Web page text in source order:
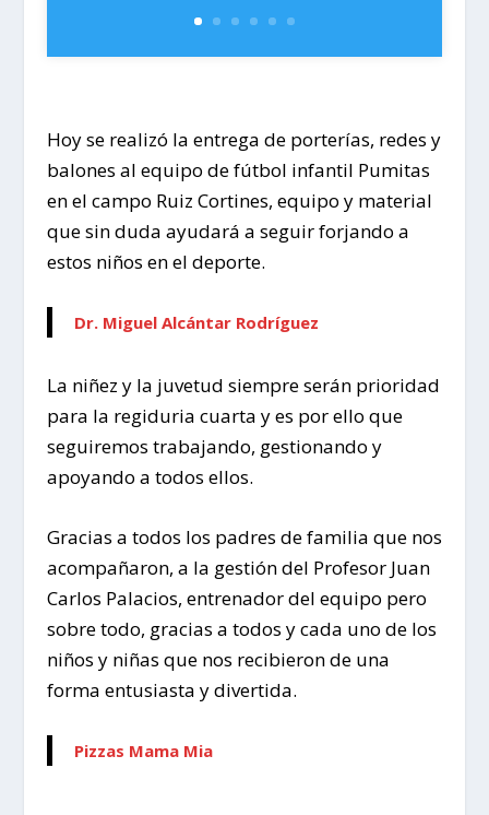
Hoy se realizó la entrega de porterías, redes y
balones al equipo de fútbol infantil Pumitas
en el campo Ruiz Cortines, equipo y material
que sin duda ayudará a seguir forjando a
estos niños en el deporte.
Dr. Miguel Alcántar Rodríguez
La niñez y la juvetud siempre serán prioridad
para la regiduria cuarta y es por ello que
seguiremos trabajando, gestionando y
apoyando a todos ellos.
Gracias a todos los padres de familia que nos
acompañaron, a la gestión del Profesor Juan
Carlos Palacios, entrenador del equipo pero
sobre todo, gracias a todos y cada uno de los
niños y niñas que nos recibieron de una
forma entusiasta y divertida.
Pizzas Mama Mia